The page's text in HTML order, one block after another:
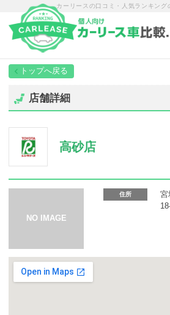
カーリースの口コミ・人気ランキング
トップページ
エリア別ランキング
カーリース体験談
店舗詳細
高砂店
住所
宮